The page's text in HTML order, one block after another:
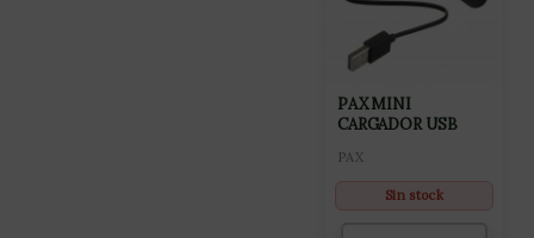
PAX MINI
CARGADOR USB
PAX
Sin stock